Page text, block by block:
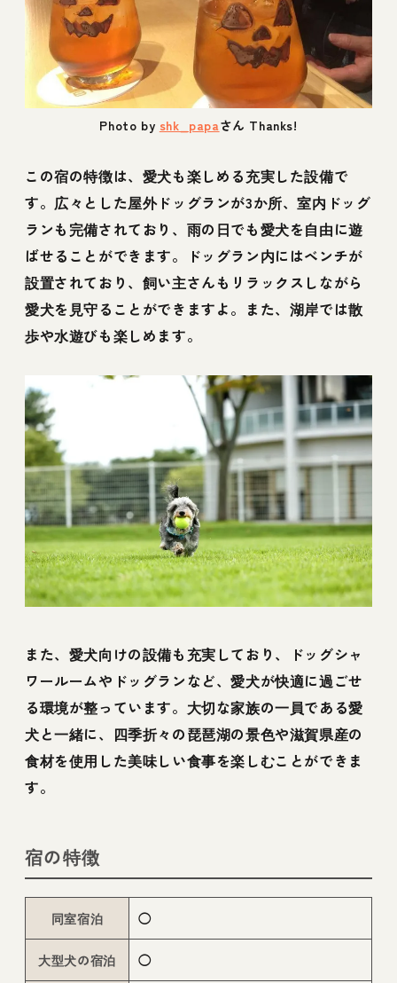
Photo by shk_papaさん Thanks!
この宿の特徴は、愛犬も楽しめる充実した設備で
す。広々とした屋外ドッグランが3か所、室内ドッグ
ランも完備されており、雨の日でも愛犬を自由に遊
ばせることができます。ドッグラン内にはベンチが
設置されており、飼い主さんもリラックスしながら
愛犬を見守ることができますよ。また、湖岸では散
歩や水遊びも楽しめます。
また、愛犬向けの設備も充実しており、ドッグシャ
ワールームやドッグランなど、愛犬が快適に過ごせ
る環境が整っています。大切な家族の一員である愛
犬と一緒に、四季折々の琵琶湖の景色や滋賀県産の
食材を使用した美味しい食事を楽しむことができま
す。
宿の特徴
同室宿泊 ◯
大型犬の宿泊 ◯